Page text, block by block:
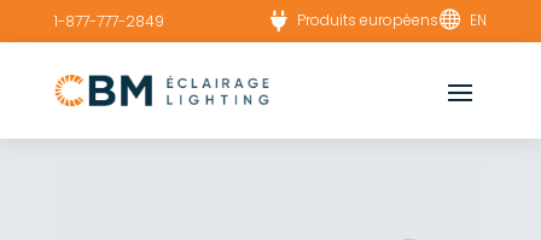
1-877-777-2849  Produits européens EN